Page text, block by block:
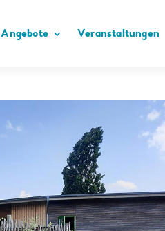
Angebote Veranstaltungen